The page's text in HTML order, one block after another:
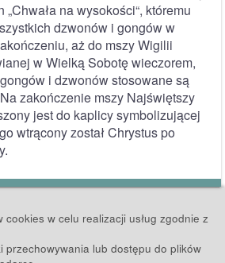
na wysokości“, któremu
dzwonów i gongów w
aż do mszy Wigilii
w Wielką Sobotę wieczorem,
i dzwonów stosowane są
zakończenie mszy Najświętszy
jest do kaplicy symbolizującej
wtrącony został Chrystus po
w celu realizacji usług zgodnie z
przechowywania lub dostępu do plików